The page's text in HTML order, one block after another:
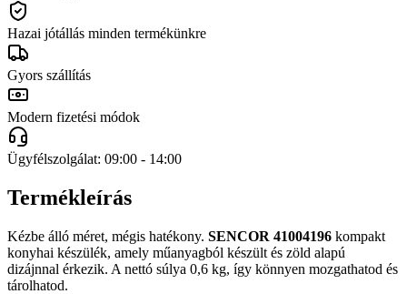
Hazai jótállás minden termékünkre
Gyors szállítás
Modern fizetési módok
Ügyfélszolgálat: 09:00 - 14:00
Termékleírás
Kézbe álló méret, mégis hatékony. SENCOR 41004196 kompakt
konyhai készülék, amely műanyagból készült és zöld alapú
dizájnnal érkezik. A nettó súlya 0,6 kg, így könnyen mozgathatod és
tárolhatod.